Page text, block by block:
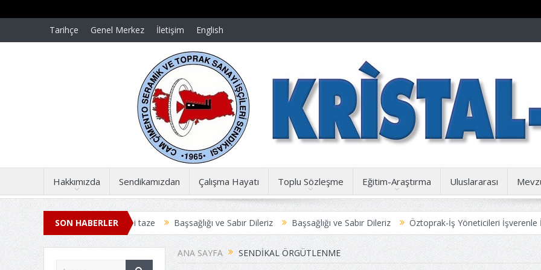
Tarihçe Genel Merkez İletişim English
Hakkımızda Sendikamızdan Çalışma Hayatı Toplu Sözleşme Eğitim-Araştırma Uluslararası
SON HABERLER
acılar dün gibi taze Başsağlığı ve Sabır Dileriz Başsağlığı ve Sabır Dileriz Öztoprak-İş Yöneticileri İşverenle İşbirliği
İŞ SÖZLEŞMESİ ANLAŞMAYLA SONUÇLANDI
Üyelerimize Duyuru
ANA SAYFA SENDIKAL ÖRGÜTLENME